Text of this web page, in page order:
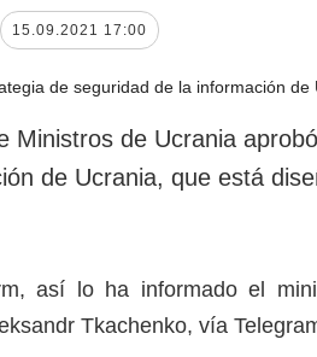
servicios
protección de datos
15.09.2021 17:00
Ministros de Ucrania
de Ucrania, que está
así lo ha informado el
Tkachenko, vía